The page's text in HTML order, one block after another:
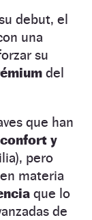
debut, el
una
su
del
que han
y
pero
materia
que lo
de